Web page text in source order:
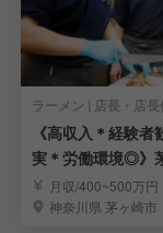
ラーメン | 店長・店
《高収入＊経験
実＊労働環境◎》
メンの店長候補募集
月収/400~500万円
神奈川県 茅ヶ崎市